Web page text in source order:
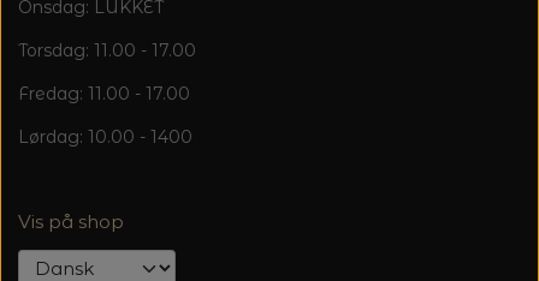
Onsdag: LUKKET
Torsdag: 11.00 - 17.00
Fredag: 11.00 - 17.00
Lørdag: 10.00 - 1400
Vis på shop